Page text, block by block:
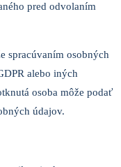
pred odvolaním
spracúvaním osobných
alebo iných
osoba môže podať
údajov.